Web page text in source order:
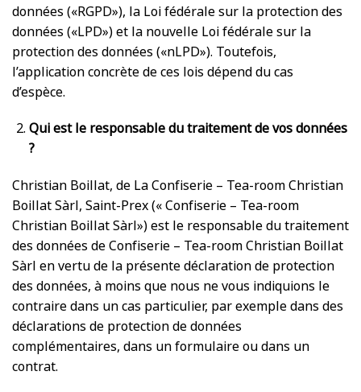
données («RGPD»), la Loi fédérale sur la protection des
données («LPD») et la nouvelle Loi fédérale sur la
protection des données («nLPD»). Toutefois,
l’application concrète de ces lois dépend du cas
d’espèce.
Qui est le responsable du traitement de vos données
?
Christian Boillat, de La Confiserie – Tea-room Christian
Boillat Sàrl, Saint-Prex (« Confiserie – Tea-room
Christian Boillat Sàrl») est le responsable du traitement
des données de Confiserie – Tea-room Christian Boillat
Sàrl en vertu de la présente déclaration de protection
des données, à moins que nous ne vous indiquions le
contraire dans un cas particulier, par exemple dans des
déclarations de protection de données
complémentaires, dans un formulaire ou dans un
contrat.